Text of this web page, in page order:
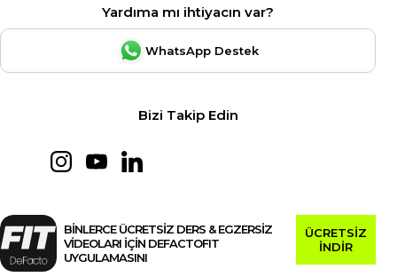
Yardıma mı ihtiyacın var?
WhatsApp Destek
Bizi Takip Edin
BİNLERCE ÜCRETSİZ DERS & EGZERSİZ
VİDEOLARI İÇİN DEFACTOFIT
UYGULAMASINI
ÜCRETSİZ
İNDİR